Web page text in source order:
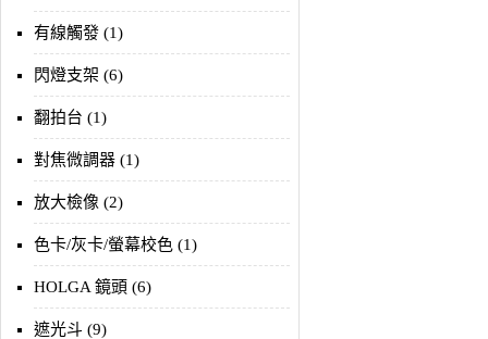
有線觸發 (1)
閃燈支架 (6)
翻拍台 (1)
對焦微調器 (1)
放大檢像 (2)
色卡/灰卡/螢幕校色 (1)
HOLGA 鏡頭 (6)
遮光斗 (9)